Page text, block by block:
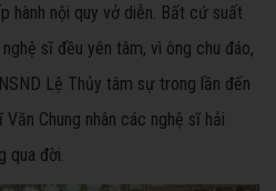
hành nội quy vở diễn. Bất cứ suất
sĩ đều yên tâm, vì ông chu đáo,
Lệ Thủy tâm sự trong lần đến
Chung nhân các nghệ sĩ hải
qua đời.